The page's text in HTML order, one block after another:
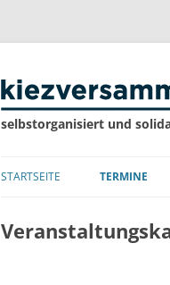
selbstorganisiert und
STARTSEITE TERMINE